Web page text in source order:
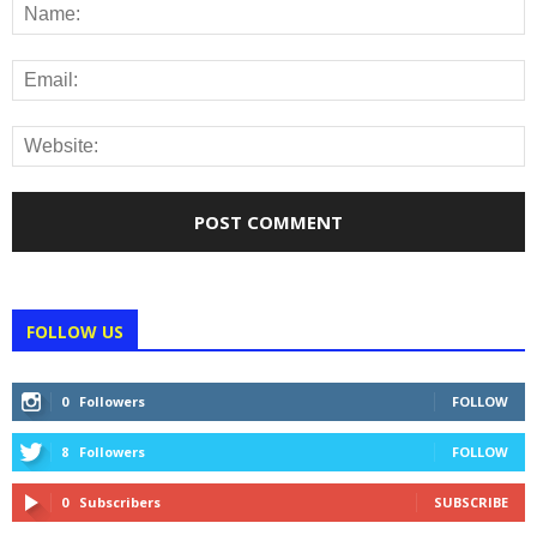
FOLLOW US
0 Followers FOLLOW
8 Followers FOLLOW
0 Subscribers SUBSCRIBE